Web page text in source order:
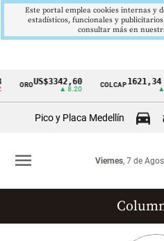
Cintillo
Colombia
OROUS$3342,60
▲ 8.20
COLCAP1621,34
▲
Pico y Placa Medellín
Viernes, 7 de
menu
Este portal emplea cookies internas y
estadísticos, funcionales y
consultar más en